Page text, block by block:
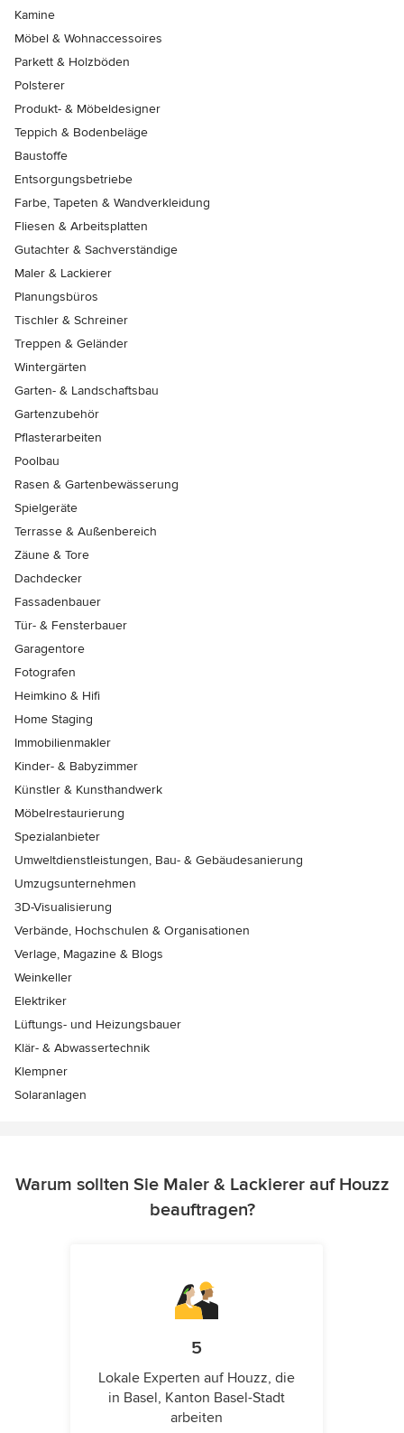
Kamine
Möbel & Wohnaccessoires
Parkett & Holzböden
Polsterer
Produkt- & Möbeldesigner
Teppich & Bodenbeläge
Baustoffe
Entsorgungsbetriebe
Farbe, Tapeten & Wandverkleidung
Fliesen & Arbeitsplatten
Gutachter & Sachverständige
Maler & Lackierer
Planungsbüros
Tischler & Schreiner
Treppen & Geländer
Wintergärten
Garten- & Landschaftsbau
Gartenzubehör
Pflasterarbeiten
Poolbau
Rasen & Gartenbewässerung
Spielgeräte
Terrasse & Außenbereich
Zäune & Tore
Dachdecker
Fassadenbauer
Tür- & Fensterbauer
Garagentore
Fotografen
Heimkino & Hifi
Home Staging
Immobilienmakler
Kinder- & Babyzimmer
Künstler & Kunsthandwerk
Möbelrestaurierung
Spezialanbieter
Umweltdienstleistungen, Bau- & Gebäudesanierung
Umzugsunternehmen
3D-Visualisierung
Verbände, Hochschulen & Organisationen
Verlage, Magazine & Blogs
Weinkeller
Elektriker
Lüftungs- und Heizungsbauer
Klär- & Abwassertechnik
Klempner
Solaranlagen
Warum sollten Sie Maler & Lackierer auf Houzz
beauftragen?
5
Lokale Experten auf Houzz, die
in Basel, Kanton Basel-Stadt
arbeiten